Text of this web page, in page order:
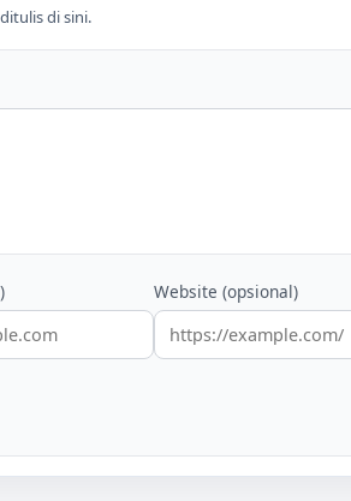
di sini.
Website (opsional)